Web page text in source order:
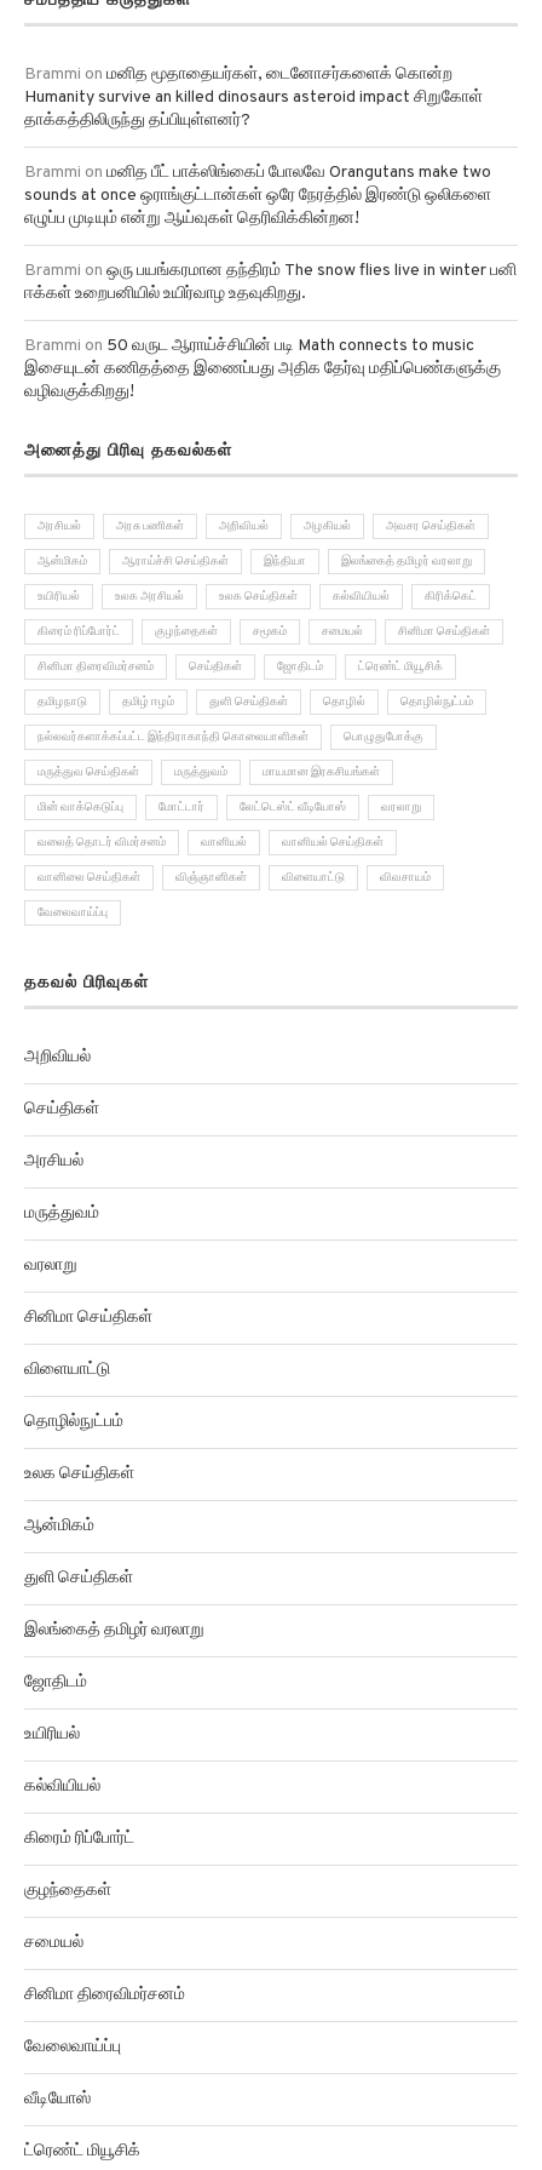
Humanity survive an killed dinosaurs asteroid impact சிறுகோள்
தாக்கத்திலிருந்து தப்பியுள்ளனர்?
Brammionமனித பீட் பாக்ஸிங்கைப் போலவே Orangutans make two
sounds at once ஒராங்குட்டான்கள் ஒரே நேரத்தில் இரண்டு ஒலிகளை
எழுப்ப முடியும் என்று ஆய்வுகள் தெரிவிக்கின்றன!
Brammionஒரு பயங்கரமான தந்திரம் The snow flies live in winter பனி
ஈக்கள் உறைபனியில் உயிர்வாழ உதவுகிறது.
Brammion50 வருட ஆராய்ச்சியின் படி Math connects to music
இசையுடன் கணிதத்தை இணைப்பது அதிக தேர்வு மதிப்பெண்களுக்கு
வழிவகுக்கிறது!
ஆன்மிகம் ஆராய்ச்சி செய்திகள் இந்தியா இலங்கைத் தமிழர் வரலாறு
உயிரியல் உலக அரசியல் உலக செய்திகள் கல்வியியல் கிரிக்கெட்
கிரைம் ரிப்போர்ட் குழந்தைகள் சமூகம் சமையல் சினிமா செய்திகள்
சினிமா திரைவிமர்சனம் செய்திகள் ஜோதிடம் ட்ரெண்ட் மியூசிக்
தமிழநாடு தமிழ் ஈழம் துளி செய்திகள் தொழில் தொழில்நுட்பம்
நல்லவர்களாக்கப்பட்ட இந்திராகாந்தி கொலையாளிகள் பொழுதுபோக்கு
மருத்துவ செய்திகள் மருத்துவம் மாயமான இரகசியங்கள்
மின் வாக்கெடுப்பு மோட்டார் லேட்டெஸ்ட் வீடியோஸ் வரலாறு
வலைத் தொடர் விமர்சனம் வானியல் வானியல் செய்திகள்
வானிலை செய்திகள் விஞ்ஞானிகள் விளையாட்டு விவசாயம்
வேலைவாய்ப்பு
செய்திகள்
அரசியல்
மருத்துவம்
வரலாறு
சினிமா செய்திகள்
விளையாட்டு
தொழில்நுட்பம்
உலக செய்திகள்
ஆன்மிகம்
துளி செய்திகள்
இலங்கைத் தமிழர் வரலாறு
ஜோதிடம்
உயிரியல்
கல்வியியல்
கிரைம் ரிப்போர்ட்
குழந்தைகள்
சமையல்
சினிமா திரைவிமர்சனம்
வேலைவாய்ப்பு
வீடியோஸ்
ட்ரெண்ட் மியூசிக்